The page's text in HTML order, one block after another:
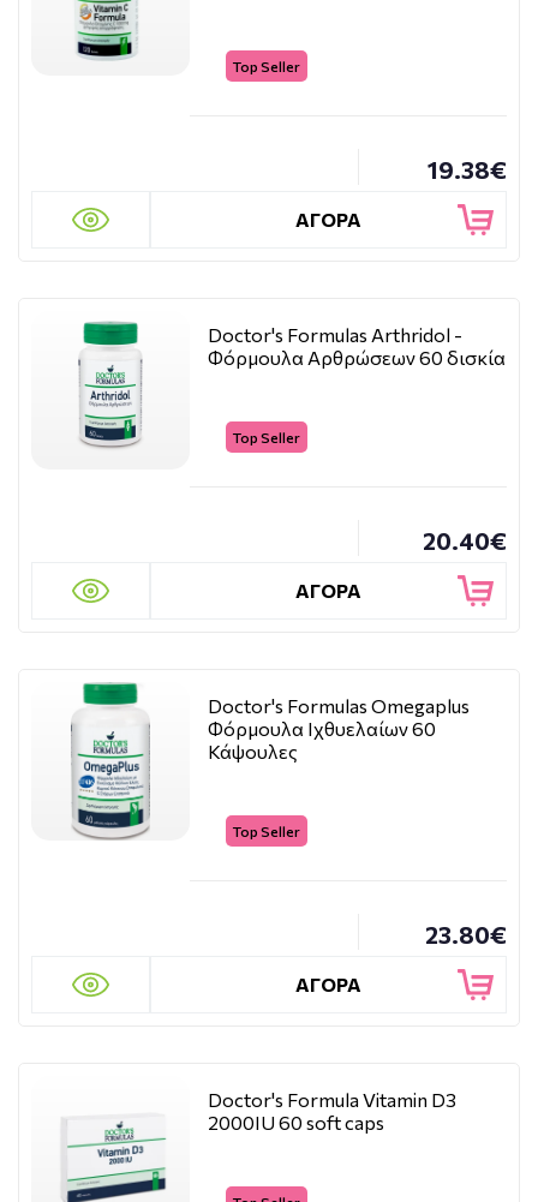
Top Seller
19.38€
ΑΓΟΡΑ
Doctor's Formulas Arthridol -
Φόρμουλα Αρθρώσεων 60 δισκία
Top Seller
20.40€
ΑΓΟΡΑ
Doctor's Formulas Omegaplus
Φόρμουλα Ιχθυελαίων 60
Κάψουλες
Top Seller
23.80€
ΑΓΟΡΑ
Doctor's Formula Vitamin D3
2000IU 60 soft caps